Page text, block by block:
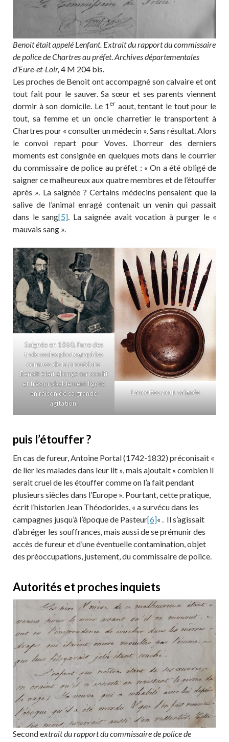
Benoit était appelé Lenfant. Extrait du rapport du commissaire
de police de Chartres au préfet. Archives départementales
d’Eure-et-Loir, 4 M 204 bis.
Les proches de Benoit ont accompagné son calvaire et ont
tout fait pour le sauver. Sa sœur et ses parents viennent
dormir à son domicile. Le 1 er aout, tentant le tout pour le
tout, sa femme et un oncle charretier le transportent à
Chartres pour « consulter un médecin ». Sans résultat. Alors
le convoi repart pour Voves. L’horreur des derniers
moments est consignée en quelques mots dans le courrier
du commissaire de police au préfet : « On a été obligé de
saigner ce malheureux aux quatre membres et de l’étouffer
après ». La saignée ? Certains médecins pensaient que la
salive de l’animal enragé contenait un venin qui passait
dans le sang[5] . La saignée avait vocation à purger le «
mauvais sang ».
Saignée en 1860, l’une des
trois seules photographies
connues de la procédure.
Benoit était allongé sur son lit
et très probablement ligoté
en raison de sa grande
agitation.
Lancettes pour saignée
puis l’étouffer ?
En cas de fureur, Antoine Portal (1742-1832) préconisait «
de lier les malades dans leur lit », mais ajoutait « combien il
serait cruel de les étouffer comme on l’a fait pendant
plusieurs siècles dans l’Europe ». Pourtant, cette pratique,
écrit l’historien Jean Théodorides, « a survécu dans les
campagnes jusqu’à l’époque de Pasteur[6]« . Il s’agissait
d’abréger les souffrances, mais aussi de se prémunir des
accès de fureur et d’une éventuelle contamination, objet
des préoccupations, justement, du commissaire de police.
Autorités et proches inquiets
Second extrait du rapport du commissaire de police de